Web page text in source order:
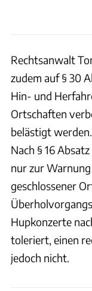
Rechtsanwalt
zudem auf § 30
Hin- und
Ortschaften
belästigt
Nach § 16
nur zur
geschlossener
Hupkonzerte
toleriert, einen
jedoch nicht.